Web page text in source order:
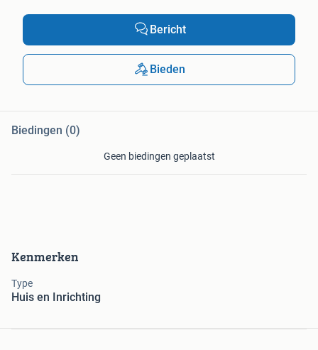
Kenmerken
Type
Huis en Inrichting
Bericht
Bieden
Biedingen (0)
Geen biedingen geplaatst